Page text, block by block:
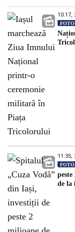
10:17,
FOTO
11:35,
FOTO
de la